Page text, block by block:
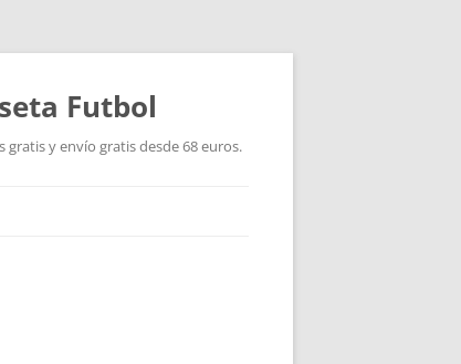
Futbol
gratis y envío gratis desde 68 euros.